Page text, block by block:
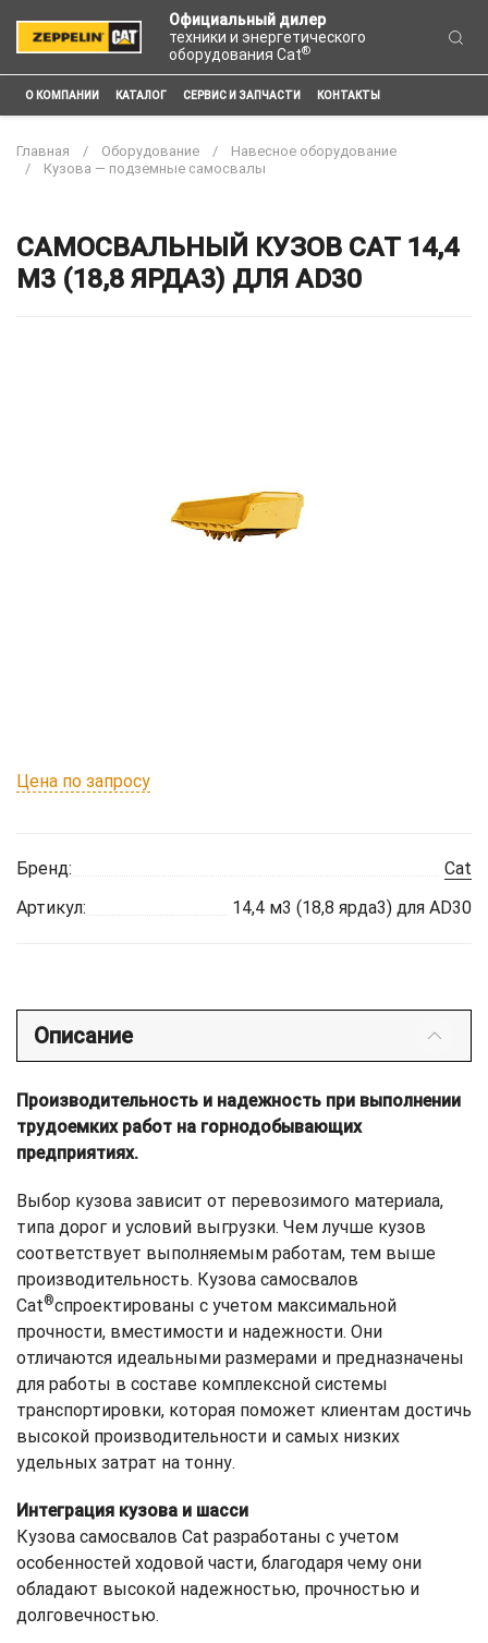
Официальный дилер
техники и энергетического
оборудования Cat®
О КОМПАНИИ КАТАЛОГ СЕРВИС И ЗАПЧАСТИ КОНТАКТЫ
Главная Оборудование
Навесное оборудование
Кузова — подземные самосвалы
САМОСВАЛЬНЫЙ КУЗОВ CAT 14,4
М3 (18,8 ЯРДА3) ДЛЯ AD30
Цена по запросу
Бренд:
Cat
Артикул:
14,4 м3 (18,8 ярда3) для AD30
Описание
Производительность и надежность при выполнении
трудоемких работ на горнодобывающих
предприятиях.
Выбор кузова зависит от перевозимого материала,
типа дорог и условий выгрузки. Чем лучше кузов
соответствует выполняемым работам, тем выше
производительность. Кузова самосвалов
Cat®спроектированы с учетом максимальной
прочности, вместимости и надежности. Они
отличаются идеальными размерами и предназначены
для работы в составе комплексной системы
транспортировки, которая поможет клиентам достичь
высокой производительности и самых низких
удельных затрат на тонну.
Интеграция кузова и шасси
Кузова самосвалов Cat разработаны с учетом
особенностей ходовой части, благодаря чему они
обладают высокой надежностью, прочностью и
долговечностью.